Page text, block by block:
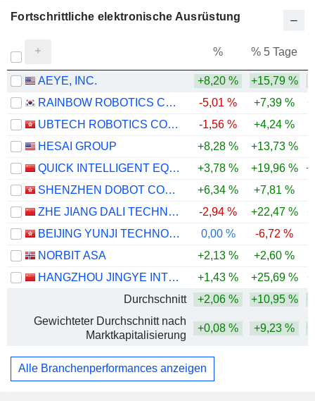
Fortschrittliche elektronische Ausrüstung
% % 5 Tage
AEYE, INC. +8,20 % +15,79 %
RAINBOW ROBOTICS CO.,LTD.
-5,01 % +7,39 %
UBTECH ROBOTICS CORP LTD
-1,56 % +4,24 %
HESAI GROUP
+8,28 % +13,73 %
QUICK INTELLIGENT EQUIPMENT CO.,LTD.
+3,78 % +19,96 %
SHENZHEN DOBOT CORP LTD
+6,34 % +7,81 %
ZHE JIANG DALI TECHNOLOGY CO.,LTD
-2,94 % +22,47 %
BEIJING YUNJI TECHNOLOGY CO., LTD.
0,00 %
-6,72 %
NORBIT ASA
+2,13 % +2,60 %
HANGZHOU JINGYE INTELLIGENT TECHNOLOGY CO., LTD.
+1,43 % +25,69 %
Durchschnitt
+2,06 % +10,95 %
Gewichteter Durchschnitt nach
Marktkapitalisierung
+0,08 % +9,23 %
Alle Branchenperformances anzeigen